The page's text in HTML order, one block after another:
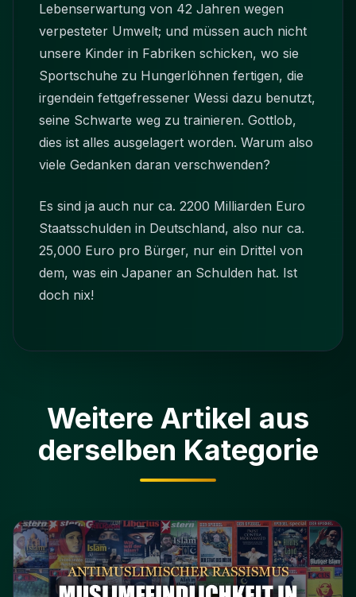
Lebenserwartung von 42 Jahren wegen
verpesteter Umwelt; und müssen auch nicht
unsere Kinder in Fabriken schicken, wo sie
Sportschuhe zu Hungerlöhnen fertigen, die
irgendein fettgefressener Wessi dazu benutzt,
seine Schwarte weg zu trainieren. Gottlob,
dies ist alles ausgelagert worden. Warum also
viele Gedanken daran verschwenden?
Es sind ja auch nur ca. 2200 Milliarden Euro
Staatsschulden in Deutschland, also nur ca.
25,000 Euro pro Bürger, nur ein Drittel von
dem, was ein Japaner an Schulden hat. Ist
doch nix!
Weitere Artikel aus
derselben Kategorie